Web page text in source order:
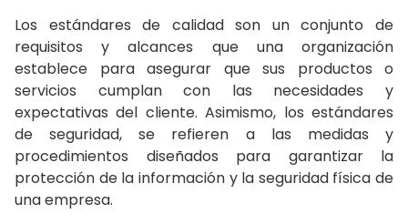
Los estándares de calidad son un conjunto de
requisitos y alcances que una organización
establece para asegurar que sus productos o
servicios cumplan con las necesidades y
expectativas del cliente. Asimismo, los estándares
de seguridad, se refieren a las medidas y
procedimientos diseñados para garantizar la
protección de la información y la seguridad física de
una empresa.